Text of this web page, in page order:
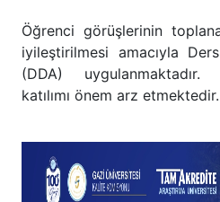
Öğrenci görüşlerinin
iyileştirilmesi amacıyla
(DDA)
katılımı önem arz etmektedir.